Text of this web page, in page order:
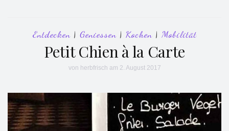
Entdecken| Geniessen| Kochen| Mobilität
Petit Chien à la Carte
von herbfrisch am 2. August 2017